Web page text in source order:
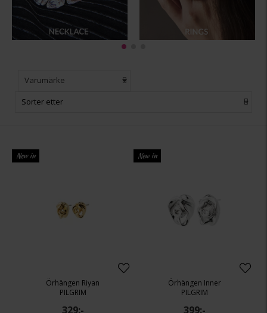
Varumärke
Sorter etter
New in
Örhängen Riyan
PILGRIM
329:-
New in
Örhängen Inner
PILGRIM
399:-